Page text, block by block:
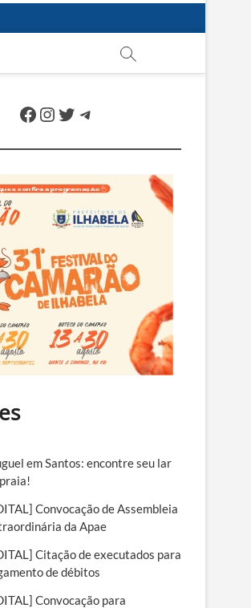
Facebook
Instagram
Twitter
Telegram
em Santos: encontre seu lar
Convocação de Assembleia
da Apae
Citação de executados para
de débitos
Convocação para